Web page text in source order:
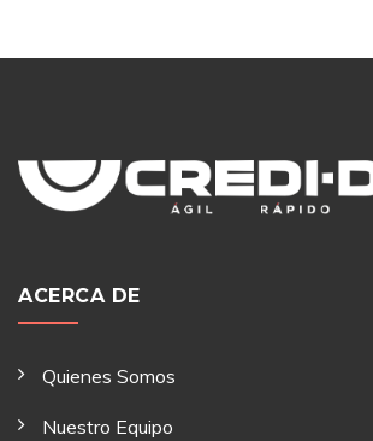
ACERCA DE
Quienes Somos
Nuestro Equipo